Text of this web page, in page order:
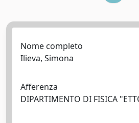
Nome completo
Ilieva, Simona
Afferenza
DIPARTIMENTO DI FISICA